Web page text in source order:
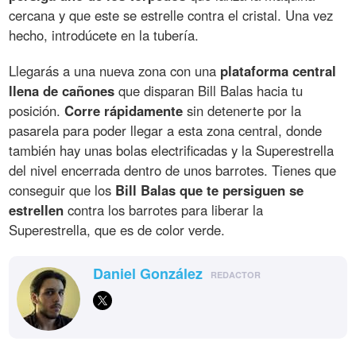
cercana y que este se estrelle contra el cristal. Una vez
hecho, introdúcete en la tubería.
Llegarás a una nueva zona con una plataforma central
llena de cañones que disparan Bill Balas hacia tu
posición.Corre rápidamente sin detenerte por la
pasarela para poder llegar a esta zona central, donde
también hay unas bolas electrificadas y la Superestrella
del nivel encerrada dentro de unos barrotes. Tienes que
conseguir que los Bill Balas que te persiguen se
estrellen contra los barrotes para liberar la
Superestrella, que es de color verde.
Daniel González REDACTOR